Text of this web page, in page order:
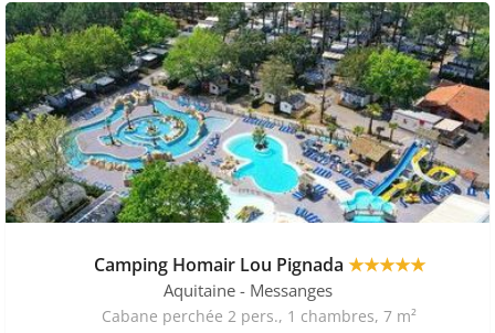
Camping Homair Lou Pignada ★★★★★
Aquitaine - Messanges
Cabane perchée 2 pers., 1 chambres, 7 m²